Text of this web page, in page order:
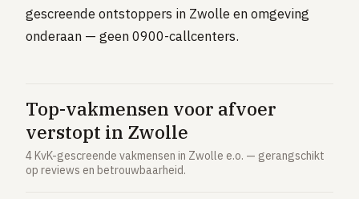
VERWARMING & KLIMAAT
CV-ketel vervangen
Vloerverwarming aanleggen
Airco installeren
Thermostaat installeren
gescreende ontstoppers in Zwolle en omgeving
onderaan — geen 0900-callcenters.
Top-vakmensen voor afvoer
verstopt in Zwolle
4 KvK-gescreende vakmensen in Zwolle e.o. — gerangschikt
op reviews en betrouwbaarheid.